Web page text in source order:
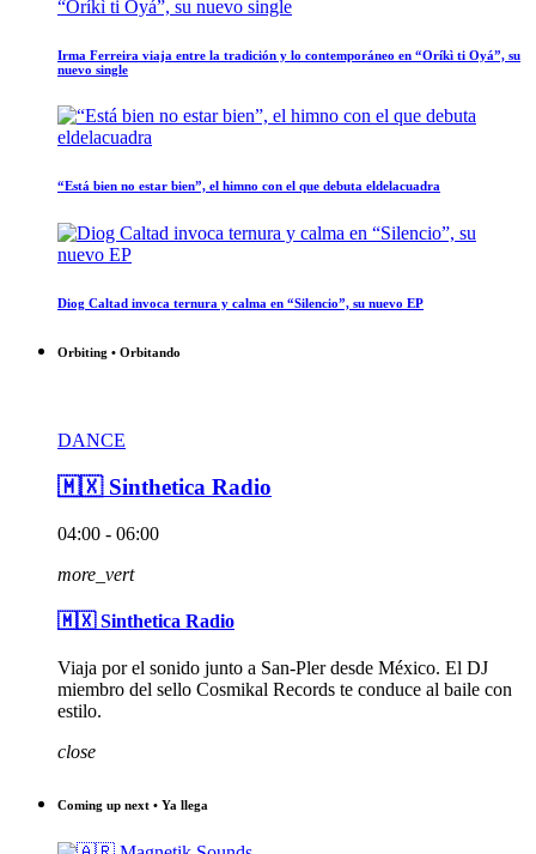
Irma Ferreira viaja entre la tradición y lo contemporáneo en “Oríkì ti Oyá”, su
nuevo single
“Está bien no estar bien”, el himno con el que debuta eldelacuadra
Diog Caltad invoca ternura y calma en “Silencio”, su nuevo EP
Orbiting • Orbitando
DANCE
🇲🇽 Sinthetica Radio
04:00 - 06:00
more_vert
🇲🇽 Sinthetica Radio
Viaja por el sonido junto a San-Pler desde México. El DJ
miembro del sello Cosmikal Records te conduce al baile con
estilo.
close
Coming up next • Ya llega